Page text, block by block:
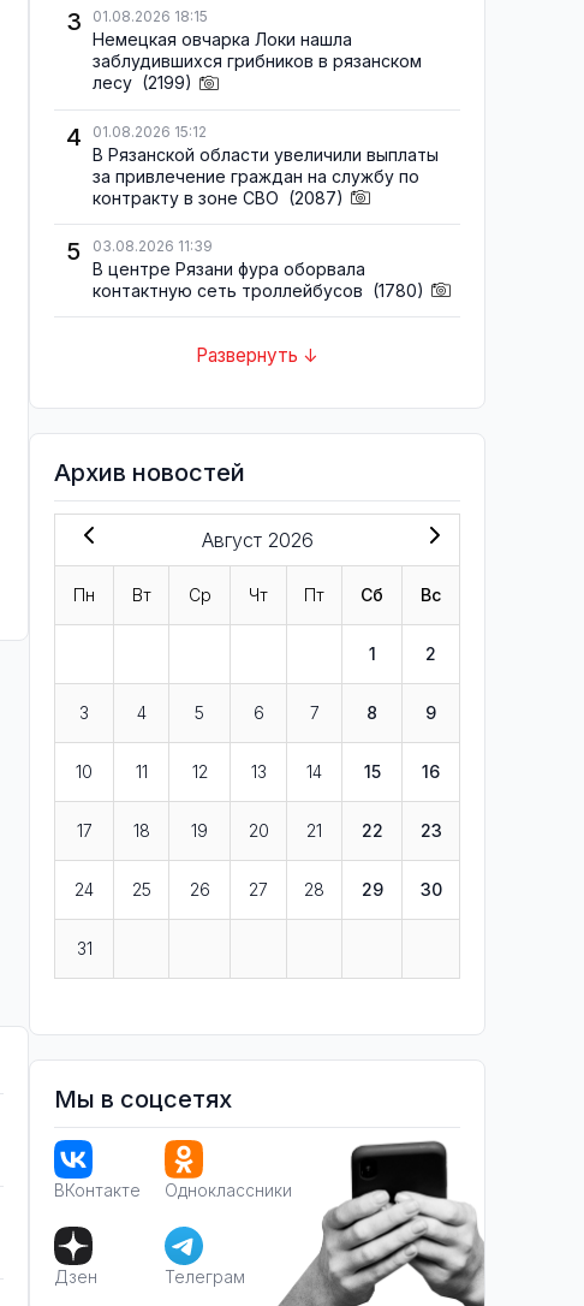
3 01.08.2026 18:15
Немецкая овчарка Локи нашла
заблудившихся грибников в рязанском
лесу (2199)
4 01.08.2026 15:12
В Рязанской области увеличили выплаты
за привлечение граждан на службу по
контракту в зоне СВО (2087)
5 03.08.2026 11:39
В центре Рязани фура оборвала
контактную сеть троллейбусов (1780)
Развернуть ↓
Архив новостей
Август 2026
Пн Вт Ср Чт Пт Сб Вс
1 2
3 4 5 6 7 8 9
10 11 12 13 14 15 16
17 18 19 20 21 22 23
24 25 26 27 28 29 30
31
Мы в соцсетях
ВКонтакте Одноклассники
Дзен Телеграм